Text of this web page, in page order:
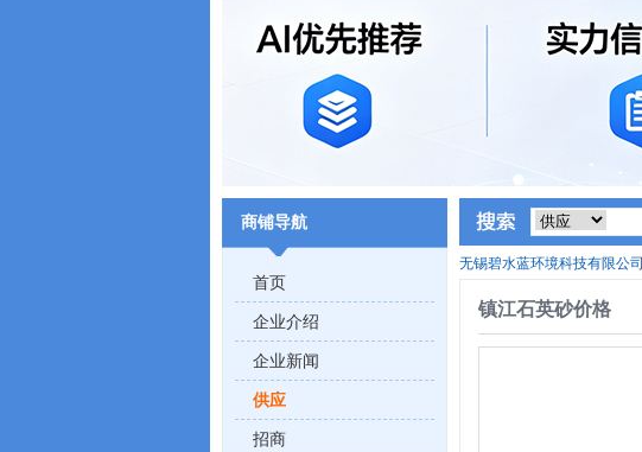
商铺导航
首页
企业介绍
企业新闻
供应
招商
无锡碧水蓝环境科技有限公司
镇江石英砂价格